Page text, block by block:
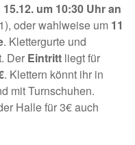
um 10:30 Uhr an
oder wahlweise um 11
. Klettergurte und
Der Eintritt liegt für
. Klettern könnt ihr in
mit Turnschuhen.
Halle für 3€ auch